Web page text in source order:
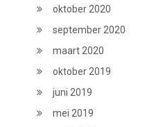
oktober 2020
september 2020
maart 2020
oktober 2019
juni 2019
mei 2019